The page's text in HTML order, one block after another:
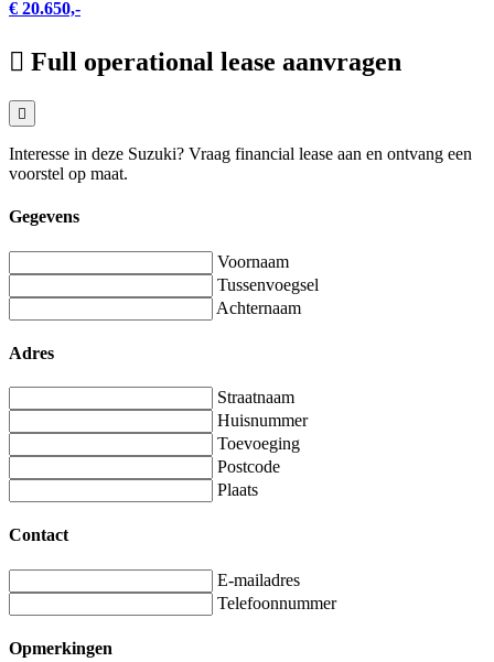
€ 20.650,-
Full operational lease aanvragen
Interesse in deze Suzuki? Vraag financial lease aan en ontvang een
voorstel op maat.
Gegevens
Voornaam
Tussenvoegsel
Achternaam
Adres
Straatnaam
Huisnummer
Toevoeging
Postcode
Plaats
Contact
E-mailadres
Telefoonnummer
Opmerkingen